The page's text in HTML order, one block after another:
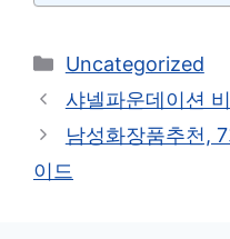
카
테
리
Uncategorized
샤넬파운데이션
남성화장품추천,
이드